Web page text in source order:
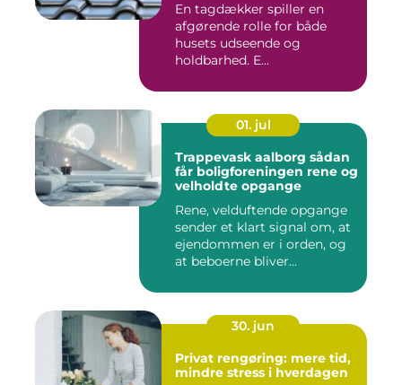
En tagdækker spiller en
afgørende rolle for både
husets udseende og
holdbarhed. E...
01. jul
Trappevask aalborg sådan
får boligforeningen rene og
velholdte opgange
Rene, velduftende opgange
sender et klart signal om, at
ejendommen er i orden, og
at beboerne bliver...
30. jun
Privat rengøring: mere tid,
mindre stress i hverdagen